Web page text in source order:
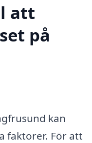
att
på
kan
faktorer. För att